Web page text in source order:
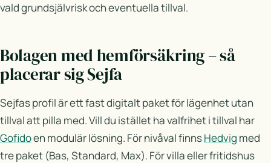
vald grundsjälvrisk och eventuella tillval.
Bolagen med hemförsäkring – så
placerar sig Sejfa
Sejfas profil är ett fast digitalt paket för lägenhet utan
tillval att pilla med. Vill du istället ha valfrihet i tillval har
Gofidoen modulär lösning. För nivåval finnsHedvig med
tre paket (Bas, Standard, Max). För villa eller fritidshus